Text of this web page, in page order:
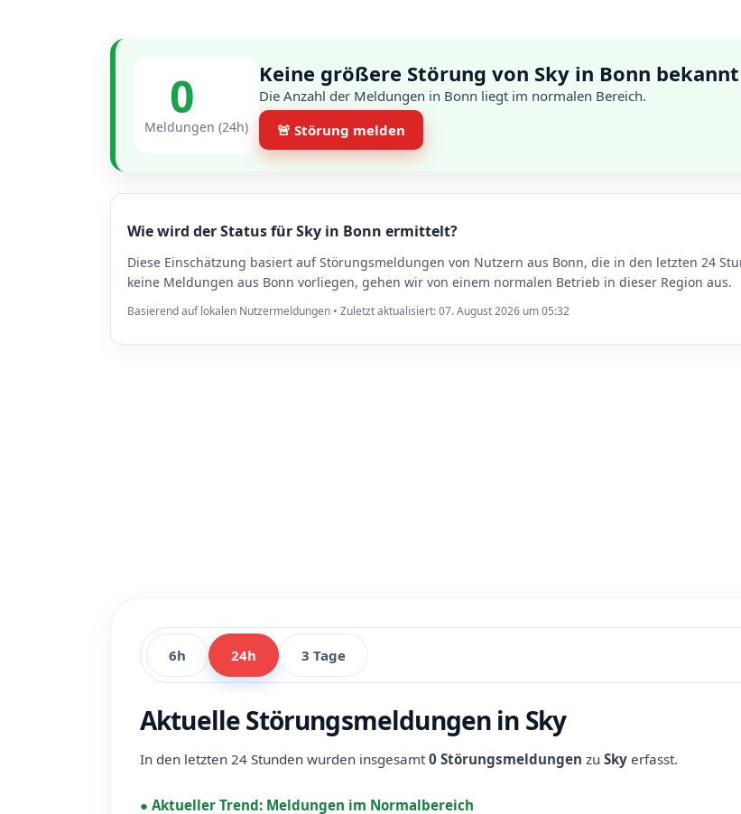
0
Meldungen (24h)
Keine größere Störung von Sky in Bonn bekannt
Die Anzahl der Meldungen in Bonn liegt im normalen Bereich.
🚨 Störung melden
Wie wird der Status für Sky in Bonn ermittelt?
Diese Einschätzung basiert auf Störungsmeldungen von Nutzern aus Bonn, die in den letzten 24
keine Meldungen aus Bonn vorliegen, gehen wir von einem normalen Betrieb in dieser Region aus.
Basierend auf lokalen Nutzermeldungen • Zuletzt aktualisiert: 07. August 2026 um 05:32
6h 24h 3 Tage
Aktuelle Störungsmeldungen in Sky
In den letzten 24 Stunden wurden insgesamt0 Störungsmeldungen zu Sky erfasst.
● Aktueller Trend: Meldungen im Normalbereich